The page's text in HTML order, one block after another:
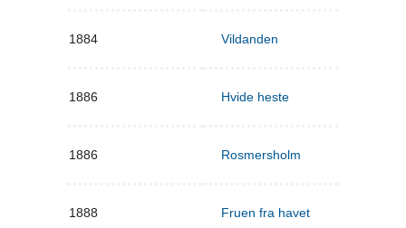
1884 Vildanden
1886 Hvide heste
1886 Rosmersholm
1888 Fruen fra havet